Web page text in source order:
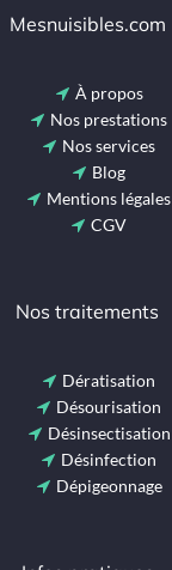
Mesnuisibles.com
À propos
Nos prestations
Nos services
Blog
Mentions légales
CGV
Nos traitements
Dératisation
Désourisation
Désinsectisation
Désinfection
Dépigeonnage